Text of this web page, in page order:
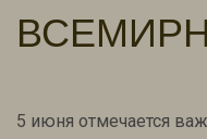
5 июня отмечается